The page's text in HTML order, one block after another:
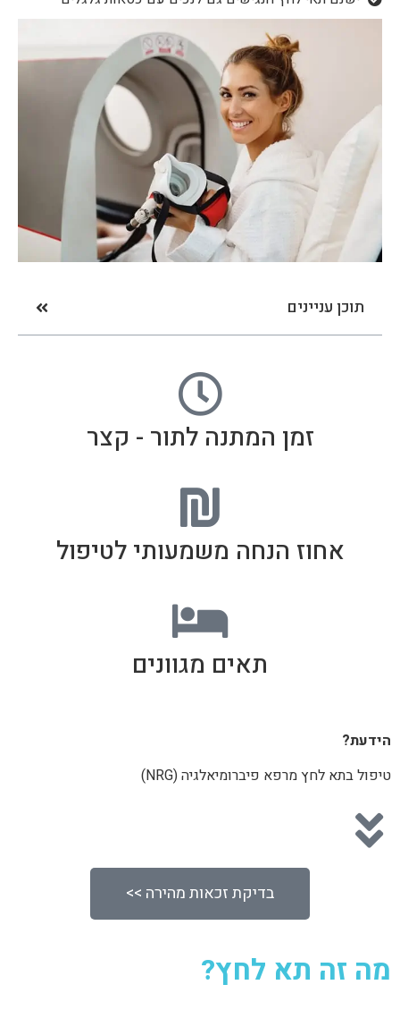
תוכן עניינים
זמן המתנה לתור - קצר
אחוז הנחה משמעותי לטיפול
תאים מגוונים
הידעת?
טיפול בתא לחץ מרפא פיברומיאלגיה (NRG)
בדיקת זכאות מהירה >>
מה זה תא לחץ?